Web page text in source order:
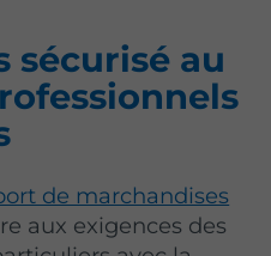
sécurisé au
de marchandises
aux exigences des